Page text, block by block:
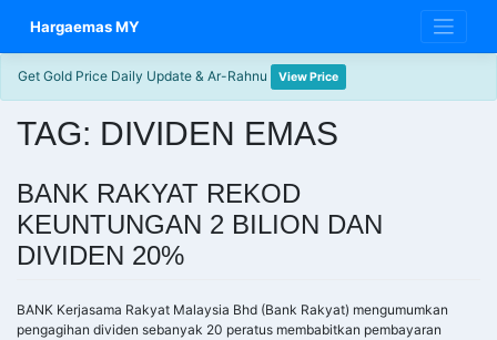
content
Hargaemas MY
Get Gold Price Daily Update & Ar-Rahnu View Price
TAG: DIVIDEN EMAS
BANK RAKYAT REKOD
KEUNTUNGAN 2 BILION DAN
DIVIDEN 20%
BANK Kerjasama Rakyat Malaysia Bhd (Bank Rakyat) mengumumkan
pengagihan dividen sebanyak 20 peratus membabitkan pembayaran